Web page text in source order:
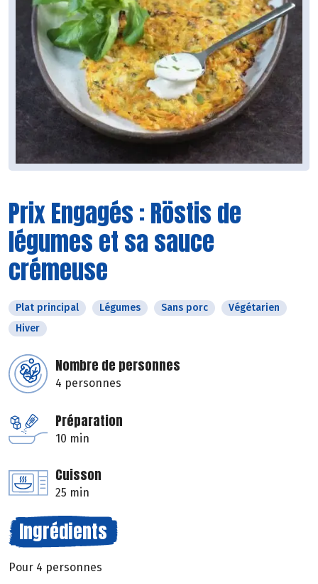
Prix Engagés : Röstis de
légumes et sa sauce
crémeuse
Plat principal Légumes Sans porc
Végétarien
Hiver
Nombre de personnes
4 personnes
Préparation
10 min
Cuisson
25 min
Ingrédients
Pour 4 personnes